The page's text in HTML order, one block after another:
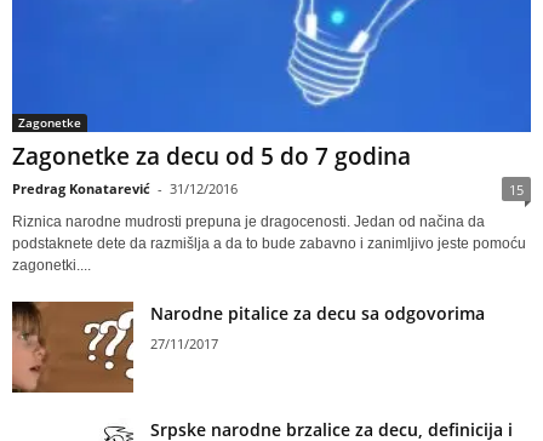
Zagonetke
Zagonetke za decu od 5 do 7 godina
Predrag Konatarević - 31/12/2016 15
Riznica narodne mudrosti prepuna je dragocenosti. Jedan od načina da
podstaknete dete da razmišlja a da to bude zabavno i zanimljivo jeste pomoću
zagonetki....
Narodne pitalice za decu sa odgovorima
27/11/2017
Srpske narodne brzalice za decu, definicija i